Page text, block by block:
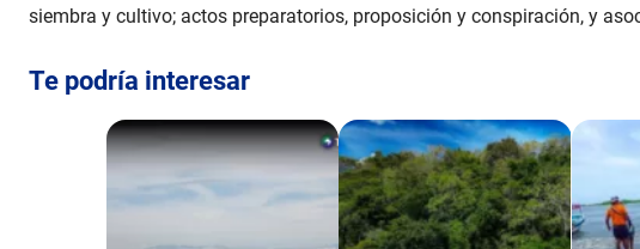
siembra y cultivo; actos preparatorios, proposición y conspiración, y
Te podría interesar